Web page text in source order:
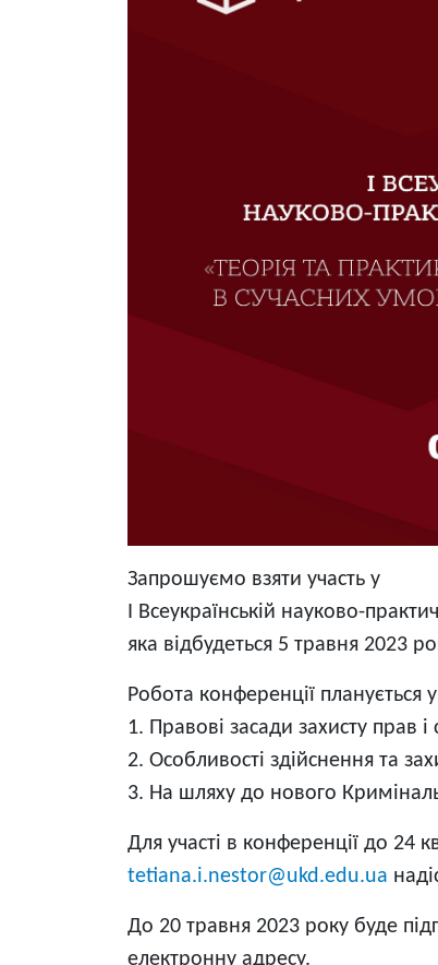
Запрошуємо взяти участь у
І Всеукраїнській науково-
яка відбудеться 5 травня 2023
Робота конференції планується
1. Правові засади захисту прав
2. Особливості здійснення та
3. На шляху до нового
Для участі в конференції до 24
tetiana.i.nestor@ukd.edu.ua
До 20 травня 2023 року буде
електронну адресу.